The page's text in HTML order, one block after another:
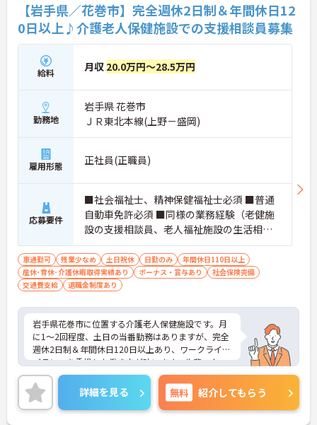
【岩手県／花巻市】完全週休2日制＆年間休日12
0日以上♪介護老人保健施設での支援相談員募集
給料 月収 20.0万円～28.5万円
勤務地
岩手県 花巻市
ＪＲ東北本線(上野－盛岡)
雇用形態 正社員(正職員)
応募要件
■社会福祉士、精神保健福祉士必須 ■普通
自動車免許必須 ■同様の業務経験（老健施
設の支援相談員、老人福祉施設の生活相談
員等）があれば尚可
車通勤可 残業少なめ 土日祝休 日勤のみ
年間休日110日以上
産休･育休･介護休暇取得実績あり
ボーナス・賞与あり
社会保険完備
交通費支給
退職金制度あり
岩手県花巻市に位置する介護老人保健施設です。月
に1～2回程度、土日の当番勤務はありますが、完全
週休2日制＆年間休日120日以上あり、ワークライフ
バランスを重視した働き方が叶います。先輩スタッ
フによる丁寧なサポートもありますので、一度現場
を離れた方、ブランクのある方も安心です。ご興味
のある方には、面接対策ポイントなど、さらに詳細
をお話しいたしますのでお気軽にご相談ください！
詳細を見る 無料 紹介してもらう